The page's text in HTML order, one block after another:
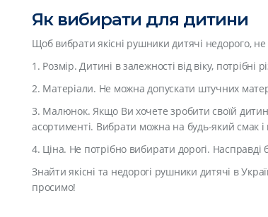
Як вибирати для дитини
Щоб вибрати якісні рушники дитячі недорого,
1. Розмір. Дитині в залежності від віку,
2. Матеріали. Не можна допускати штучних
3. Малюнок. Якщо Ви хочете зробити своїй
асортименті. Вибрати можна на будь-який смак і
4. Ціна. Не потрібно вибирати дорогі. Насправді
Знайти якісні та недорогі рушники дитячі в
просимо!